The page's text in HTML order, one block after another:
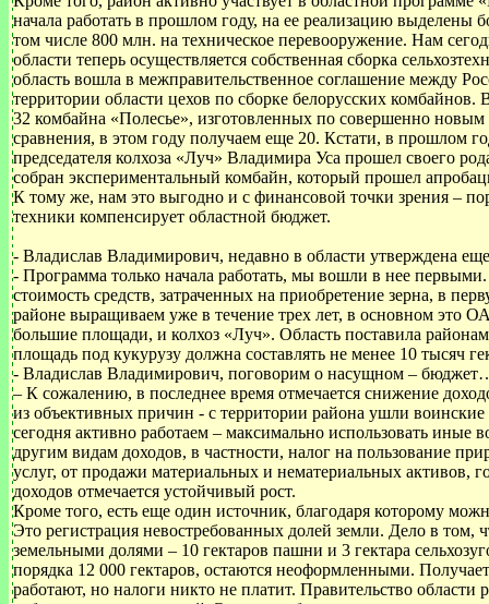
начала работать в прошлом году, на ее реализацию выделены
том числе 800 млн. на техническое перевооружение. Нам
области теперь осуществляется собственная сборка
область вошла в межправительственное соглашение между
территории области цехов по сборке белорусских
32 комбайна «Полесье», изготовленных по совершенно
сравнения, в этом году получаем еще 20. Кстати, в прошлом
председателя колхоза «Луч» Владимира Уса прошел своего
собран экспериментальный комбайн, который прошел
К тому же, нам это выгодно и с финансовой точки зрения –
техники компенсирует областной бюджет.
- Владислав Владимирович, недавно в области утверждена
- Программа только начала работать, мы вошли в нее
стоимость средств, затраченных на приобретение зерна, в
районе выращиваем уже в течение трех лет, в основном это
большие площади, и колхоз «Луч». Область поставила
площадь под кукурузу должна составлять не менее 10 тысяч
- Владислав Владимирович, поговорим о насущном –
– К сожалению, в последнее время отмечается снижение
из объективных причин - с территории района ушли
сегодня активно работаем – максимально использовать иные
другим видам доходов, в частности, налог на пользование
услуг, от продажи материальных и нематериальных активов,
доходов отмечается устойчивый рост.
Кроме того, есть еще один источник, благодаря которому
Это регистрация невостребованных долей земли. Дело в том,
земельными долями – 10 гектаров пашни и 3 гектара
порядка 12 000 гектаров, остаются неоформленными.
работают, но налоги никто не платит. Правительство